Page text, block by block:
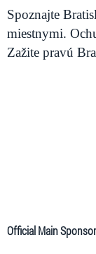
Spoznajte
miestnymi.
Zažite pravú
Official Main Sponsor